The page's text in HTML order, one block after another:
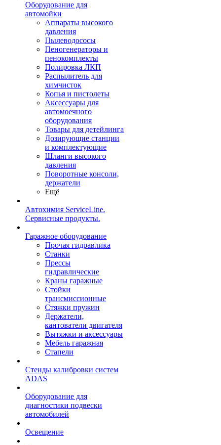
Оборудование для
автомойки
Аппараты высокого
давления
Пылеводососы
Пеногенераторы и
пенокомплекты
Полировка ЛКП
Распылитель для
химчисток
Копья и пистолеты
Аксессуары для
автомоечного
оборудования
Товары для детейлинга
Дозирующие станции
и комплектующие
Шланги высокого
давления
Поворотные консоли,
держатели
Ещё
Автохимия ServiceLine.
Сервисные продукты.
Гаражное оборудование
Прочая гидравлика
Станки
Прессы
гидравлические
Краны гаражные
Стойки
трансмиссионные
Стяжки пружин
Держатели,
кантователи двигателя
Вытяжки и аксессуары
Мебель гаражная
Стапели
Стенды калибровки систем
ADAS
Оборудование для
диагностики подвески
автомобилей
Освещение